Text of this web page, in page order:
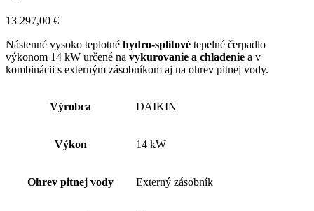
13 297,00 €
Nástenné vysoko teplotné hydro-splitové tepelné čerpadlo
výkonom 14 kW určené na vykurovanie a chladenie a v
kombinácii s externým zásobníkom aj na ohrev pitnej vody.
Výrobca DAIKIN
Výkon 14 kW
Ohrev pitnej vody Externý zásobník